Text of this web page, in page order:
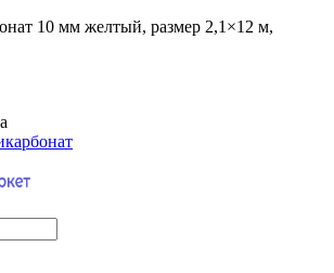
10 мм желтый, размер 2,1×12 м,